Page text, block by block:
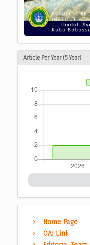
Article Per Year (5 Year)
Home Page
OAI Link